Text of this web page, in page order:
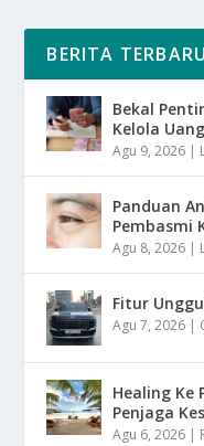
BERITA TERBARU
Bekal
Kelola Uang
Agu 9, 2026 |
Panduan
Pembasmi
Agu 8, 2026 |
Fitur
Agu 7, 2026 |
Healing Ke
Penjaga
Agu 6, 2026 |